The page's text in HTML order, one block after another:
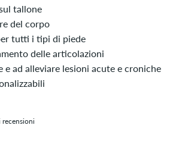
tallone
del corpo
tutti i tipi di piede
delle articolazioni
e ad alleviare lesioni acute e croniche
recensioni